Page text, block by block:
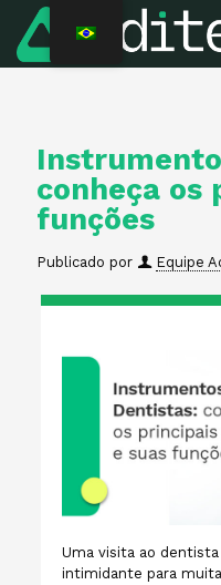
conheça os
funções
Publicado por Equipe
Uma visita ao
intimidante para